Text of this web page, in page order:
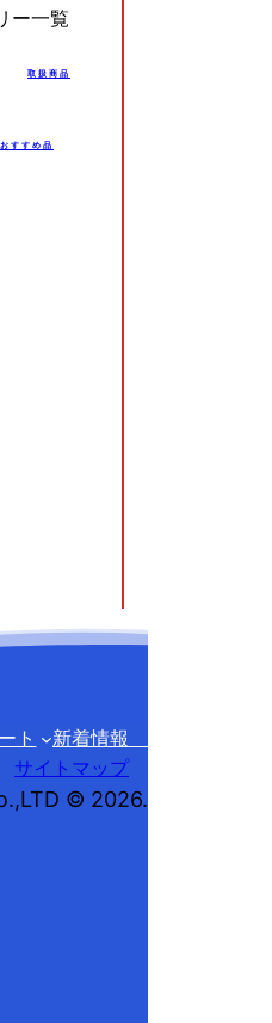
ー一覧
取扱商品
すすめ品
ト
新着情報
サイトマップ
© 2026.